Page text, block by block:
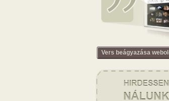
Vers beágyazása